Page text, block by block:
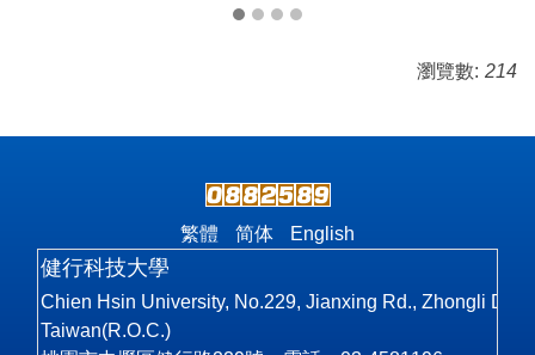
瀏覽數: 214
繁體 简体 English
健行科技大學
Chien Hsin University, No.229, Jianxing Rd., Zhongli
Taiwan(R.O.C.)